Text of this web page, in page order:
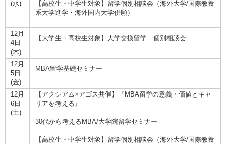
(水)
【高校生・中学生対象】留学個別相談会（海外大学/国際教養
系大学進学・海外国内大学併願）
12月
4日
(木)
【大学生・高校生対象】大学交換留学 個別相談会
12月
5日
(金)
MBA留学基礎セミナー
12月
6日
(土)
【アクシアム×アゴス共催】『MBA留学の意義・価値とキャ
リアを考える』
30代から考えるMBA/大学院留学セミナー
【高校生・中学生対象】留学個別相談会（海外大学/国際教養